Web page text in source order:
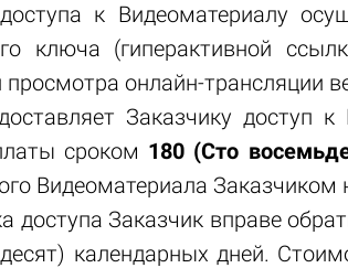
к Видеоматериалу
ключа (гиперактивной
онлайн-трансляции
Заказчику доступ
сроком 180 (Сто
Видеоматериала Заказчиком
доступа Заказчик вправе
календарных дней.